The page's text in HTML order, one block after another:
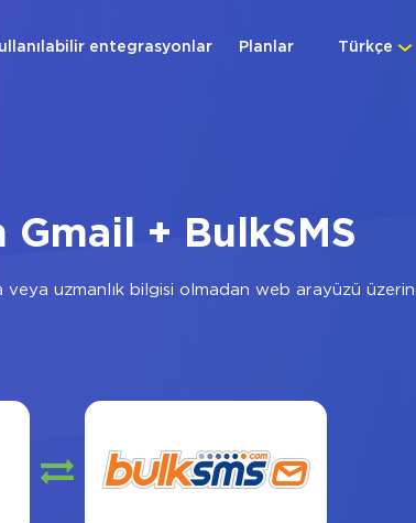
Türkçe
entegrasyonlar Planlar
Gmail + BulkSMS
uzmanlık bilgisi olmadan web arayüzü